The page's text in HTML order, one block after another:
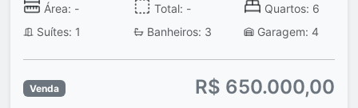
Área: - Total: -
Quartos: 6
Suítes: 1
Banheiros: 3 Garagem: 4
Venda R$ 650.000,00